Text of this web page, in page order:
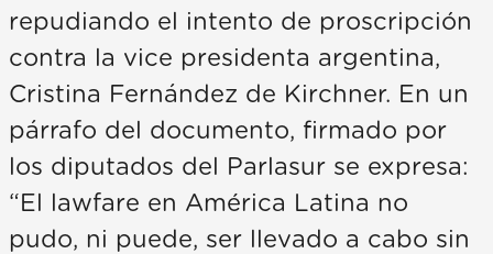
repudiando el intento de proscripción
contra la vice presidenta argentina,
Cristina Fernández de Kirchner. En un
párrafo del documento, firmado por
los diputados del Parlasur se expresa:
“El lawfare en América Latina no
pudo, ni puede, ser llevado a cabo sin